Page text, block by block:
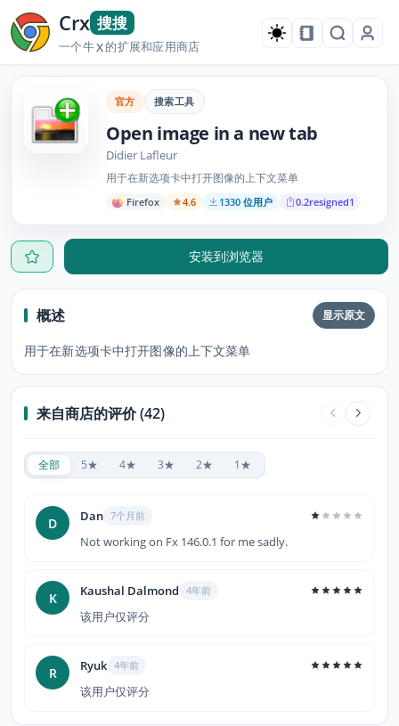
Crx 搜搜
一个牛X的扩展和应用商店
官方 搜索工具
Open image in a new tab
Didier Lafleur
用于在新选项卡中打开图像的上下文菜单
Firefox 4.6 1330 位用户 0.2resigned1
安装到浏览器
概述 显示原文
用于在新选项卡中打开图像的上下文菜单
来自商店的评价 (42)
全部 5★ 4★ 3★ 2★ 1★
D Dan 7个月前
Not working on Fx 146.0.1 for me sadly.
K Kaushal Dalmond 4年前
该用户仅评分
R Ryuk 4年前
该用户仅评分